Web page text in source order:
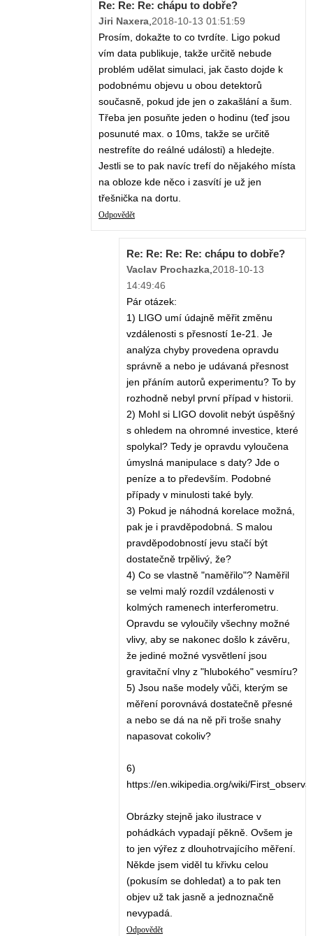
Re: Re: Re: chápu to dobře?
Jiri Naxera,2018-10-13 01:51:59
Prosím, dokažte to co tvrdíte. Ligo pokud
vím data publikuje, takže určitě nebude
problém udělat simulaci, jak často dojde k
podobnému objevu u obou detektorů
současně, pokud jde jen o zakašlání a šum.
Třeba jen posuňte jeden o hodinu (teď jsou
posunuté max. o 10ms, takže se určitě
nestrefíte do reálné události) a hledejte.
Jestli se to pak navíc trefí do nějakého místa
na obloze kde něco i zasvítí je už jen
třešnička na dortu.
Odpovědět
Re: Re: Re: Re: chápu to dobře?
Vaclav Prochazka,2018-10-13
14:49:46
Pár otázek:
1) LIGO umí údajně měřit změnu
vzdálenosti s přesností 1e-21. Je
analýza chyby provedena opravdu
správně a nebo je udávaná přesnost
jen přáním autorů experimentu? To by
rozhodně nebyl první případ v historii.
2) Mohl si LIGO dovolit nebýt úspěšný
s ohledem na ohromné investice, které
spolykal? Tedy je opravdu vyloučena
úmyslná manipulace s daty? Jde o
peníze a to především. Podobné
případy v minulosti také byly.
3) Pokud je náhodná korelace možná,
pak je i pravděpodobná. S malou
pravděpodobností jevu stačí být
dostatečně trpělivý, že?
4) Co se vlastně "naměřilo"? Naměřil
se velmi malý rozdíl vzdálenosti v
kolmých ramenech interferometru.
Opravdu se vyloučily všechny možné
vlivy, aby se nakonec došlo k závěru,
že jediné možné vysvětlení jsou
gravitační vlny z "hlubokého" vesmíru?
5) Jsou naše modely vůči, kterým se
měření porovnává dostatečně přesné
a nebo se dá na ně při troše snahy
napasovat cokoliv?
6)
https://en.wikipedia.org/wiki/
Obrázky stejně jako ilustrace v
pohádkách vypadají pěkně. Ovšem je
to jen výřez z dlouhotrvajícího měření.
Někde jsem viděl tu křivku celou
(pokusím se dohledat) a to pak ten
objev už tak jasně a jednoznačně
nevypadá.
Odpovědět